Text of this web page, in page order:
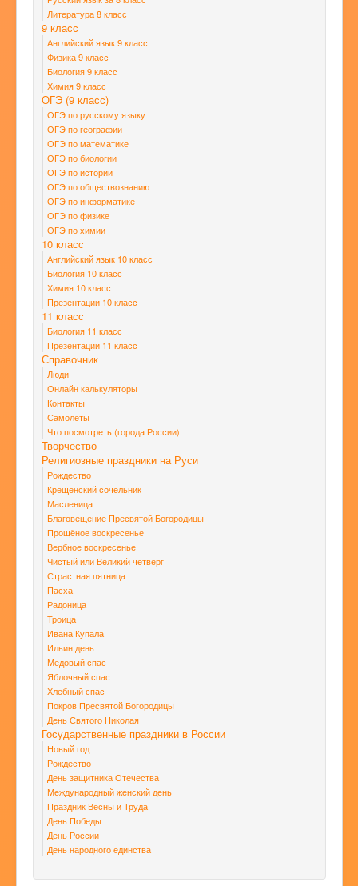
Литература 8 класс
9 класс
Английский язык 9 класс
Физика 9 класс
Биология 9 класс
Химия 9 класс
ОГЭ (9 класс)
ОГЭ по русскому языку
ОГЭ по географии
ОГЭ по математике
ОГЭ по биологии
ОГЭ по истории
ОГЭ по обществознанию
ОГЭ по информатике
ОГЭ по физике
ОГЭ по химии
10 класс
Английский язык 10 класс
Биология 10 класс
Химия 10 класс
Презентации 10 класс
11 класс
Биология 11 класс
Презентации 11 класс
Справочник
Люди
Онлайн калькуляторы
Контакты
Самолеты
Что посмотреть (города России)
Творчество
Религиозные праздники на Руси
Рождество
Крещенский сочельник
Масленица
Благовещение Пресвятой Богородицы
Прощёное воскресенье
Вербное воскресенье
Чистый или Великий четверг
Страстная пятница
Пасха
Радоница
Троица
Ивана Купала
Ильин день
Медовый спас
Яблочный спас
Хлебный спас
Покров Пресвятой Богородицы
День Святого Николая
Государственные праздники в России
Новый год
Рождество
День защитника Отечества
Международный женский день
Праздник Весны и Труда
День Победы
День России
День народного единства